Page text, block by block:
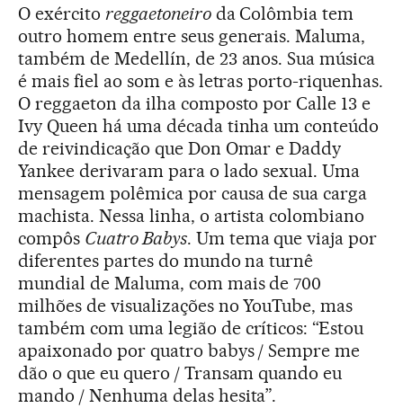
O exército reggaetoneiroda Colômbia tem
outro homem entre seus generais. Maluma,
também de Medellín, de 23 anos. Sua música
é mais fiel ao som e às letras porto-riquenhas.
O reggaeton da ilha composto por Calle 13 e
Ivy Queen há uma década tinha um conteúdo
de reivindicação que Don Omar e Daddy
Yankee derivaram para o lado sexual. Uma
mensagem polêmica por causa de sua carga
machista. Nessa linha, o artista colombiano
compôs Cuatro Babys. Um tema que viaja por
diferentes partes do mundo na turnê
mundial de Maluma, com mais de 700
milhões de visualizações no YouTube, mas
também com uma legião de críticos: “Estou
apaixonado por quatro babys / Sempre me
dão o que eu quero / Transam quando eu
mando / Nenhuma delas hesita”.